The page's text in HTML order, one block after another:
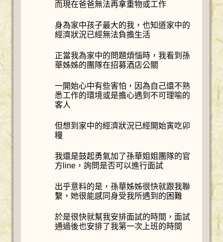
而現在爸爸無法再拿重物或工作
身為家中孩子最大的我，也知道家中的
經濟狀況已經無法負擔生活
正當我為家中的問題煩惱時，我看到孫
華姊姊的團隊在招募酒店公關
一開始心中有些害怕，因為自己還不熟
悉工作的環境或是擔心遇到不可理喻的
客人
但想到家中的經濟狀況已經開始寅吃卯
糧
我還是鼓起勇氣加了孫華姐姐團隊的官
方line，詢問是否可以進行面試
出乎意料的是，孫華姊姊很快就跟我聯
繫，她很能感同身受我所遇到的困難
於是很快就幫我安排面試的時間，面試
通過後也安排了我第一次上班的時間